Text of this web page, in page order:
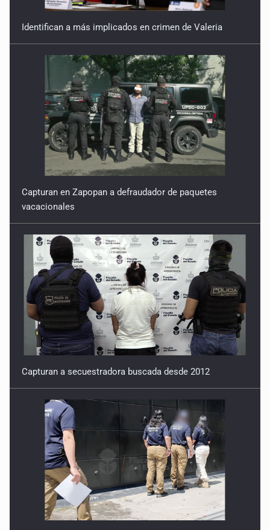
Identifican a más implicados en crimen de Valeria
Capturan en Zapopan a defraudador de paquetes
vacacionales
Capturan a secuestradora buscada desde 2012